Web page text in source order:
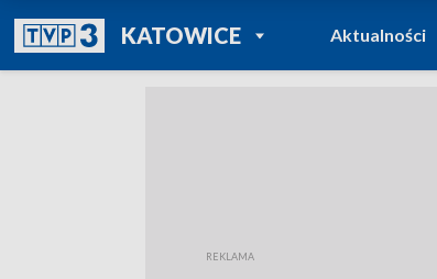
KATOWICEPOWRÓT DO
TVP REGIONY
Aktualności